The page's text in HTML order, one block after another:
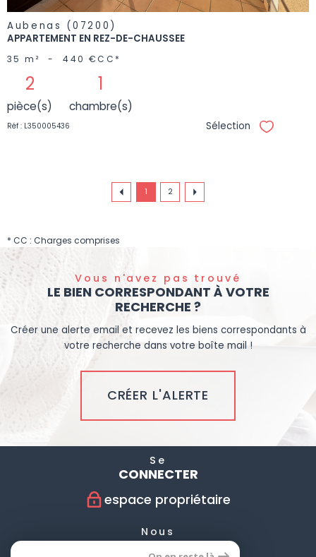
Aubenas (07200)
APPARTEMENT EN REZ-DE-CHAUSSEE
35 m² - 440 €CC*
2
pièce(s)
1
chambre(s)
Réf : L350005436 Sélection
1 2
* CC : Charges comprises
Vous n'avez pas trouvé
LE BIEN CORRESPONDANT À VOTRE
RECHERCHE ?
Créer une alerte email et recevez les biens correspondants à
votre recherche dans votre boîte mail !
CRÉER L'ALERTE
Se
CONNECTER
espace propriétaire
Nous
SUIVRE